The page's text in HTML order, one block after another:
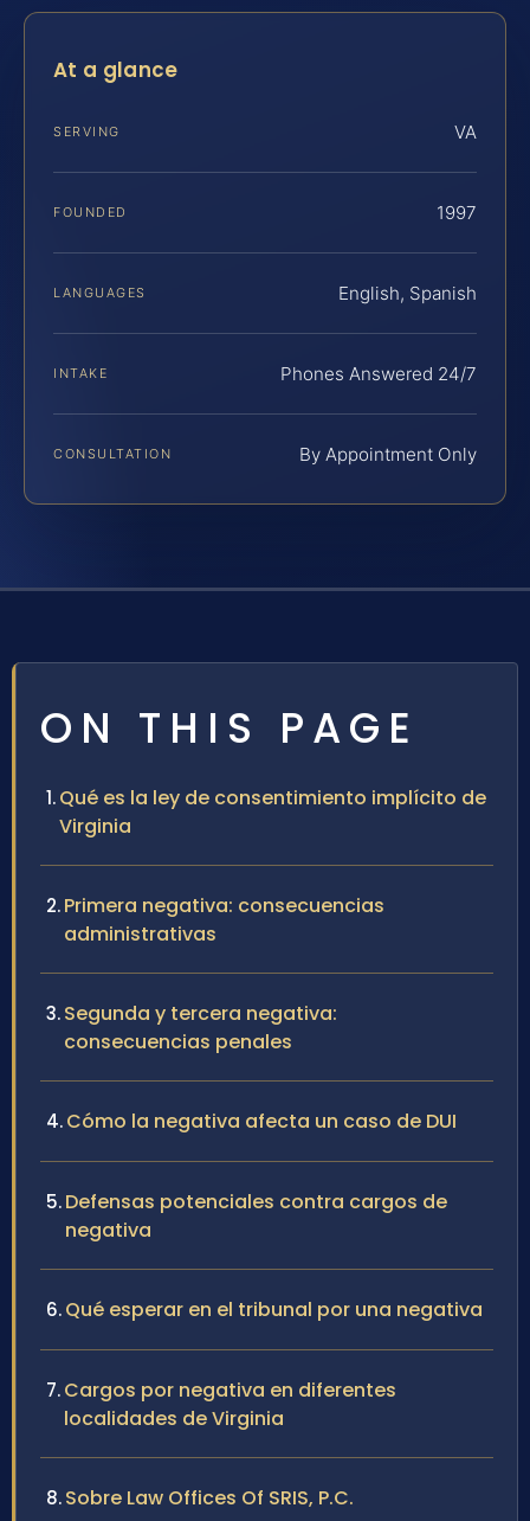
At a glance
SERVING VA
FOUNDED 1997
LANGUAGES English, Spanish
INTAKE Phones Answered 24/7
CONSULTATION By Appointment Only
ON THIS PAGE
Qué es la ley de consentimiento implícito de
Virginia
Primera negativa: consecuencias
administrativas
Segunda y tercera negativa:
consecuencias penales
Cómo la negativa afecta un caso de DUI
Defensas potenciales contra cargos de
negativa
Qué esperar en el tribunal por una negativa
Cargos por negativa en diferentes
localidades de Virginia
Sobre Law Offices Of SRIS, P.C.